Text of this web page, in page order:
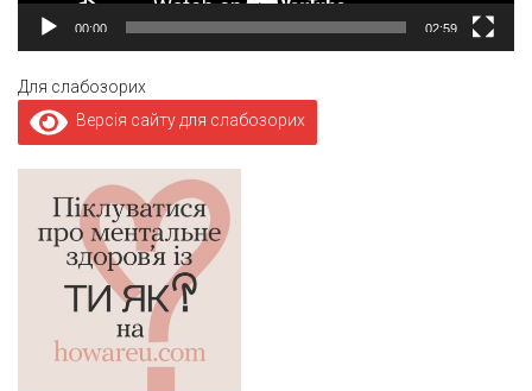
00:00 02:59
Для слабозорих
Версія сайту для слабозорих